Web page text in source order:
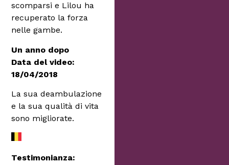
scomparsi e Lilou ha
recuperato la forza
nelle gambe.
Un anno dopo
Data del video:
18/04/2018
La sua deambulazione
e la sua qualità di vita
sono migliorate.
Testimonianza: